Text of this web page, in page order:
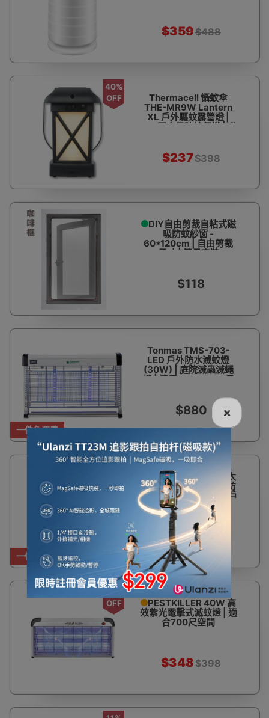
$359$488
40%
OFF
Thermacell 懾蚊傘
THE-MR9W Lantern
XL 戶外驅蚊露營燈 |
225平方尺防蚊保護 | 升
$237$398
DIY自由剪裁自粘式磁
吸防蚊紗窗 -
60*120cm | 自由剪裁
尺寸 | 簡易安裝
$118
一件免運費
Tonmas TMS-703-
LED 戶外防水滅蚊燈
(30W) | 庭院滅蟲滅蠅
燈 | 適用1500-1700尺
$880
一件免運費
TONMAS TMS-205 太
陽能充電LED滅蚊燈 |防
風防浸立式腳架 | 防水戶
外適用
$1,698
OFF
PESTKILLER 40W 高
效紫光電擊式滅蚊燈 | 適
合700尺空間
$348$398
×